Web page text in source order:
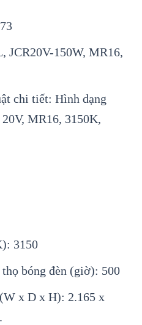
JCR20V-150W, MR16,
chi tiết: Hình dạng
MR16, 3150K,
3150
bóng đèn (giờ): 500
x D x H): 2.165 x